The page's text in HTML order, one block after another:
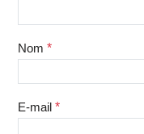
Nom *
E-mail *